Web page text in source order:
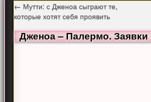
← Мутти: с Дженоа сыграют те,
которые хотят себя проявить
Дженоа – Палермо.